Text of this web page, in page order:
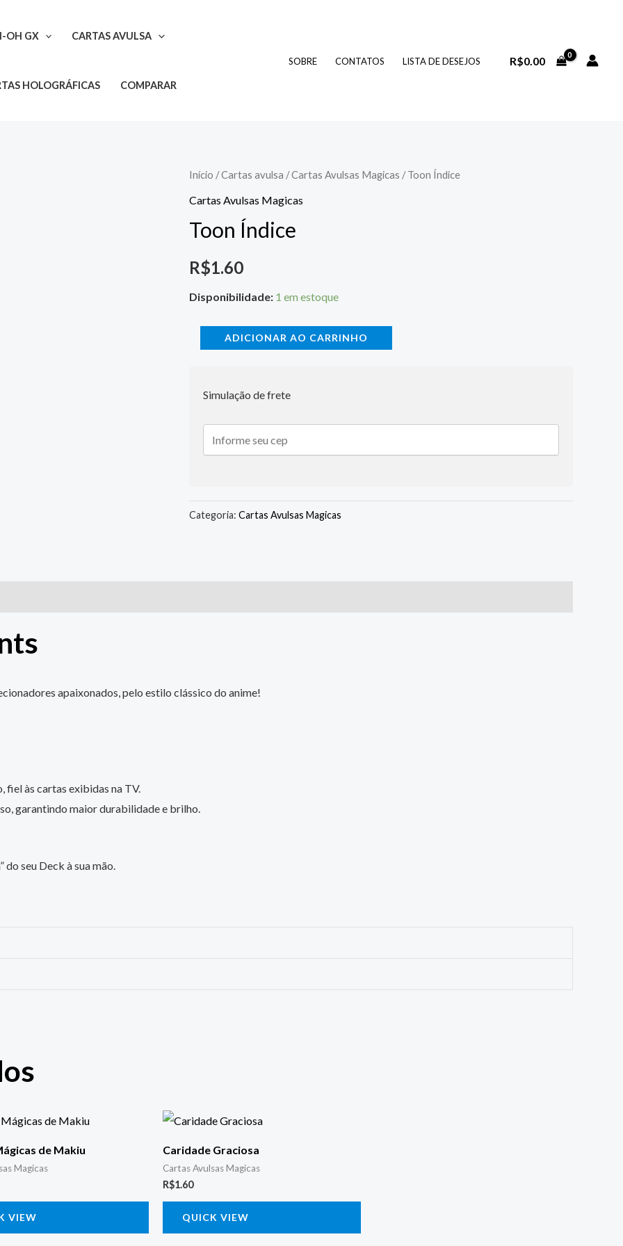
OH GX CARTAS AVULSA
HOLOGRÁFICAS COMPARAR
SOBRE CONTATOS LISTA DE DESEJOS R$0.00
Início /Cartas avulsa /Cartas Avulsas Magicas / Toon Índice
Cartas Avulsas Magicas
Toon Índice
R$1.60
Disponibilidade: 1 em estoque
Toon
Índice
ADICIONAR AO CARRINHO
Simulação de frete
Categoria: Cartas Avulsas Magicas
apaixonados, pelo estilo clássico do anime!
fiel às cartas exibidas na TV.
garantindo maior durabilidade e brilho.
do seu Deck à sua mão.
de Makiu
Magicas
VIEW
Caridade Graciosa
Cartas Avulsas Magicas
R$1.60
QUICK VIEW